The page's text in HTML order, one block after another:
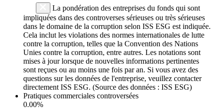
La pondération des entreprises du fonds qui sont
impliquées dans des controverses sérieuses ou très sérieuses
dans le domaine de la corruption selon ISS ESG est indiquée.
Cela inclut les violations des normes internationales de lutte
contre la corruption, telles que la Convention des Nations
Unies contre la corruption, entre autres. Les notations sont
mises à jour lorsque de nouvelles informations pertinentes
sont reçues ou au moins une fois par an. Si vous avez des
questions sur les données de l'entreprise, veuillez contacter
directement ISS ESG. (Source des données : ISS ESG)
Pratiques commerciales controversées
0.00%